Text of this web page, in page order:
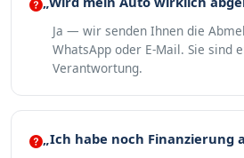
Ja — wir senden Ihnen die
WhatsApp oder E-Mail. Sie sind
Verantwortung.
„Ich habe noch Finanzierung